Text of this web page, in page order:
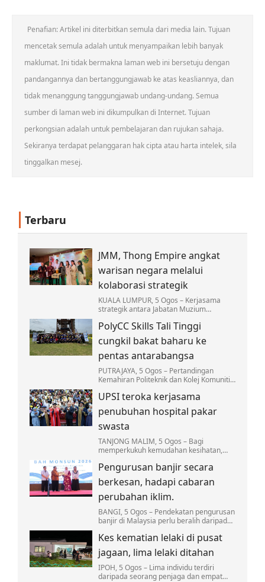
Penafian: Artikel ini diterbitkan semula dari media lain. Tujuan
mencetak semula adalah untuk menyampaikan lebih banyak
maklumat. Ini tidak bermakna laman web ini bersetuju dengan
pandangannya dan bertanggungjawab ke atas keasliannya, dan
tidak menanggung tanggungjawab undang-undang. Semua
sumber di laman web ini dikumpulkan di Internet. Tujuan
perkongsian adalah untuk pembelajaran dan rujukan sahaja.
Sekiranya terdapat pelanggaran hak cipta atau harta intelek, sila
tinggalkan mesej.
Terbaru
JMM, Thong Empire angkat
warisan negara melalui
kolaborasi strategik
KUALA LUMPUR, 5 Ogos – Kerjasama
strategik antara Jabatan Muzium
Sdn. Bhd. menerusi jenama Thong Bowl
dan Thong Cha Plus…
PolyCC Skills Tali Tinggi
cungkil bakat baharu ke
pentas antarabangsa
PUTRAJAYA, 5 Ogos – Pertandingan
Kemahiran Politeknik dan Kolej Komuniti
ketiga terus menjadi platform utama
mencungkil…
UPSI teroka kerjasama
penubuhan hospital pakar
swasta
TANJONG MALIM, 5 Ogos – Bagi
memperkukuh kemudahan kesihatan,
sedang meneroka potensi penubuhan
sebuah hospital pakar…
Pengurusan banjir secara
berkesan, hadapi cabaran
perubahan iklim.
BANGI, 5 Ogos – Pendekatan pengurusan
banjir di Malaysia perlu beralih daripada
lebih proaktif. Langkah ini penting bagi…
Kes kematian lelaki di pusat
jagaan, lima lelaki ditahan
IPOH, 5 Ogos – Lima individu terdiri
daripada seorang penjaga dan empat